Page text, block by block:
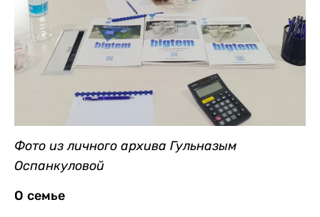
Фото из личного архива Гульназым
Оспанкуловой
О семье